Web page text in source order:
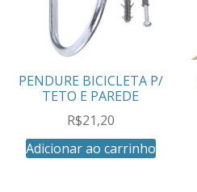
PENDURE BICICLETA P/
TETO E PAREDE
R$21,20
Adicionar ao carrinho